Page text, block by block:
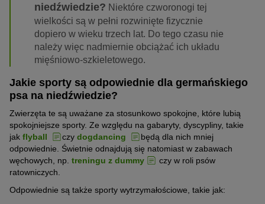
niedźwiedzie? Niektóre czworonogi tej
wielkości są w pełni rozwinięte fizycznie
dopiero w wieku trzech lat. Do tego czasu nie
należy więc nadmiernie obciążać ich układu
mięśniowo-szkieletowego.
Jakie sporty są odpowiednie dla germańskiego
psa na niedźwiedzie?
Zwierzęta te są uważane za stosunkowo spokojne, które lubią
spokojniejsze sporty. Ze względu na gabaryty, dyscypliny, takie
jak flyball czy dogdancing
będą dla nich mniej
odpowiednie. Świetnie odnajdują się natomiast w zabawach
węchowych, np. treningu z dummy
czy w roli psów
ratowniczych.
Odpowiednie są także sporty wytrzymałościowe, takie jak: